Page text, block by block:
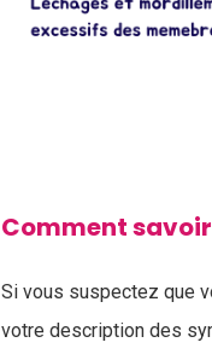
Comment
Si vous suspectez que
votre description des